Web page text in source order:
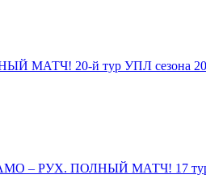
МАТЧ! 20-й тур УПЛ сезона
РУХ. ПОЛНЫЙ МАТЧ! 17 тур